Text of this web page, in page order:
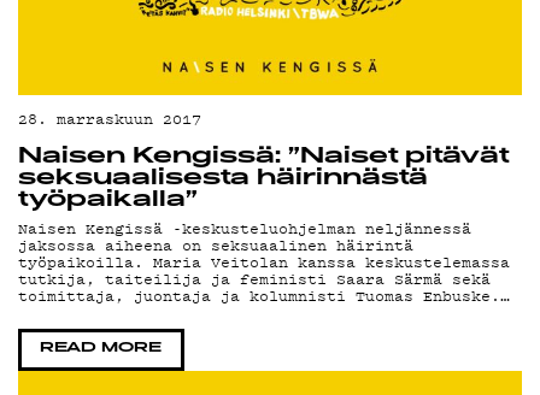
28. marraskuun 2017
Naisen Kengissä: ”Naiset pitävät
seksuaalisesta häirinnästä
työpaikalla”
Naisen Kengissä -keskusteluohjelman neljännessä
jaksossa aiheena on seksuaalinen häirintä
työpaikoilla. Maria Veitolan kanssa keskustelemassa
tutkija, taiteilija ja feministi Saara Särmä sekä
toimittaja, juontaja ja kolumnisti Tuomas Enbuske.…
READ MORE